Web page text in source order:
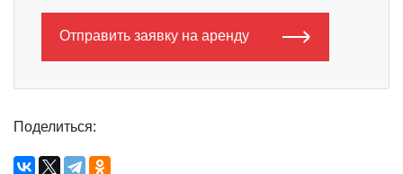
Отправить заявку на аренду
Поделиться: